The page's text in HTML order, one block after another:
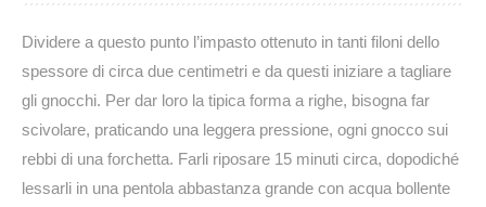
Dividere a questo punto l’impasto ottenuto in tanti filoni dello
spessore di circa due centimetri e da questi iniziare a tagliare
gli gnocchi. Per dar loro la tipica forma a righe, bisogna far
scivolare, praticando una leggera pressione, ogni gnocco sui
rebbi di una forchetta. Farli riposare 15 minuti circa, dopodiché
lessarli in una pentola abbastanza grande con acqua bollente